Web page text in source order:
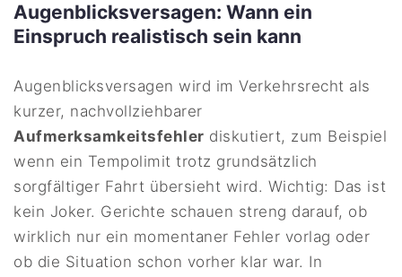
Augenblicksversagen: Wann ein
Einspruch realistisch sein kann
Augenblicksversagen wird im Verkehrsrecht als
kurzer, nachvollziehbarer
Aufmerksamkeitsfehler diskutiert, zum Beispiel
wenn ein Tempolimit trotz grundsätzlich
sorgfältiger Fahrt übersieht wird. Wichtig: Das ist
kein Joker. Gerichte schauen streng darauf, ob
wirklich nur ein momentaner Fehler vorlag oder
ob die Situation schon vorher klar war. In